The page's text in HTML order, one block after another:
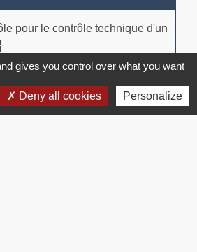
pour le contrôle technique d'un
Signaler une erreur sur cette page
gives you control over what you want
Deny all cookies Personalize